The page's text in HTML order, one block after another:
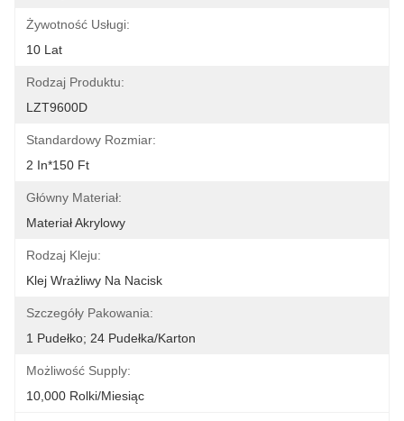
Żywotność Usługi:
10 Lat
Rodzaj Produktu:
LZT9600D
Standardowy Rozmiar:
2 In*150 Ft
Główny Materiał:
Materiał Akrylowy
Rodzaj Kleju:
Klej Wrażliwy Na Nacisk
Szczegóły Pakowania:
1 Pudełko; 24 Pudełka/karton
Możliwość Supply:
10,000 Rolki/miesiąc